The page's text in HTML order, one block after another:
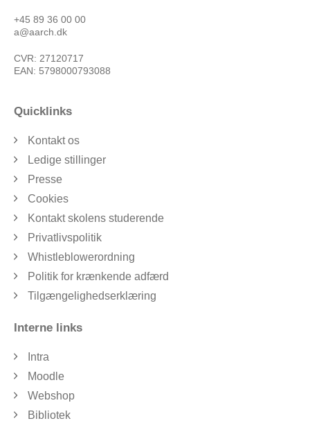
+45 89 36 00 00
a@aarch.dk
CVR: 27120717
EAN: 5798000793088
Quicklinks
Kontakt os
Ledige stillinger
Presse
Cookies
Kontakt skolens studerende
Privatlivspolitik
Whistleblowerordning
Politik for krænkende adfærd
Tilgængelighedserklæring
Interne links
Intra
Moodle
Webshop
Bibliotek